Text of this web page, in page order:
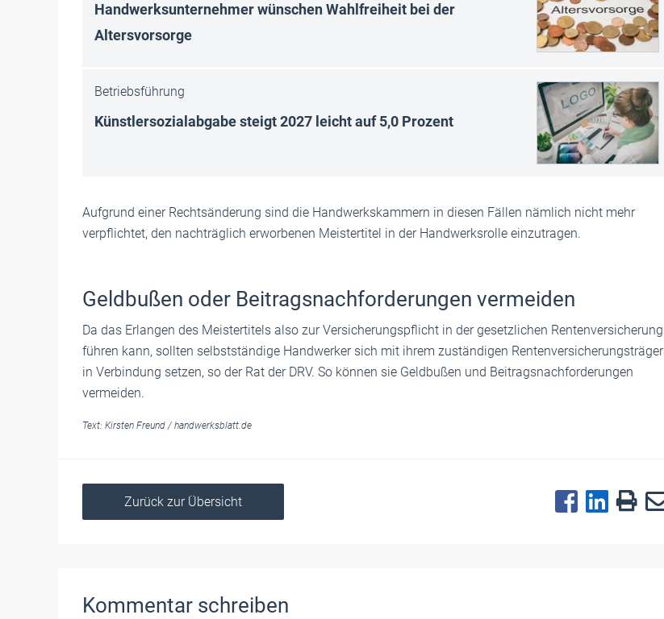
Handwerksunternehmer wünschen Wahlfreiheit bei der
Altersvorsorge
Betriebsführung
Künstlersozialabgabe steigt 2027 leicht auf 5,0 Prozent
Aufgrund einer Rechtsänderung sind die Handwerkskammern in diesen Fällen nämlich nicht mehr
verpflichtet, den nachträglich erworbenen Meistertitel in der Handwerksrolle einzutragen.
Geldbußen oder Beitragsnachforderungen vermeiden
Da das Erlangen des Meistertitels also zur Versicherungspflicht in der gesetzlichen Rentenversicherung
führen kann, sollten selbstständige Handwerker sich mit ihrem zuständigen Rentenversicherungsträger
in Verbindung setzen, so der Rat der DRV. So können sie Geldbußen und Beitragsnachforderungen
vermeiden.
Text: Kirsten Freund / handwerksblatt.de
Zurück zur Übersicht
Kommentar schreiben